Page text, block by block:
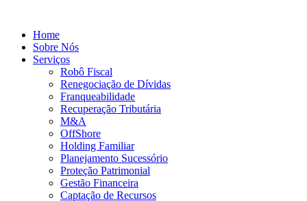
Home
Sobre Nós
Serviços
Robô Fiscal
Renegociação de Dívidas
Franqueabilidade
Recuperação Tributária
M&A
OffShore
Holding Familiar
Planejamento Sucessório
Proteção Patrimonial
Gestão Financeira
Captação de Recursos